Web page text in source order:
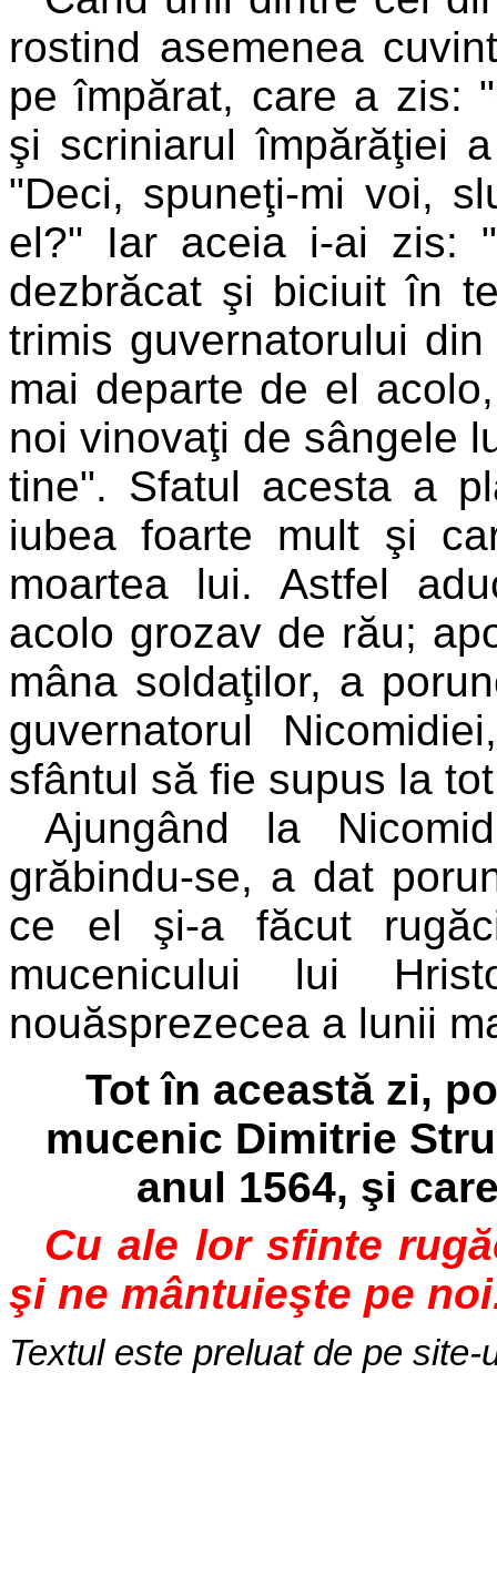
rostind asemenea
pe împărat, care a zis:
şi scriniarul împărăţiei
"Deci, spuneţi-mi voi,
el?" Iar aceia i-ai zis:
dezbrăcat şi biciuit în
trimis guvernatorului
mai departe de el
noi vinovaţi de sângele
tine". Sfatul acesta a
iubea foarte mult şi
moartea lui. Astfel
acolo grozav de rău;
mâna soldaţilor, a
guvernatorul
sfântul să fie supus la
Ajungând la
grăbindu-se, a dat
ce el şi-a făcut
mucenicului lui
nouăsprezecea a lunii
Tot în această zi,
mucenic Dimitrie
anul 1564, şi
Cu ale lor sfinte
şi ne mântuieşte pe
Textul este preluat de pe